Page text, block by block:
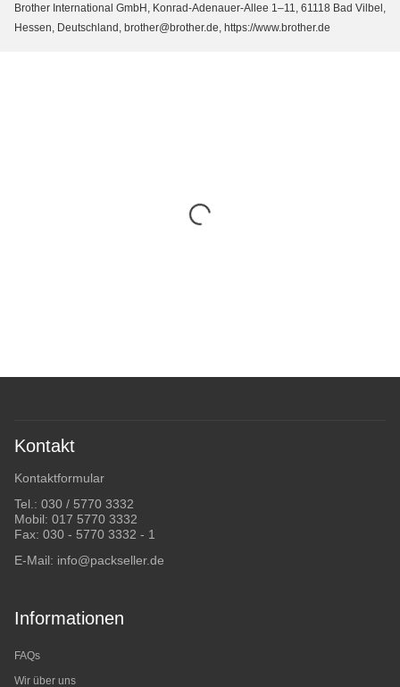
Brother International GmbH, Konrad-Adenauer-Allee 1–11, 61118 Bad Vilbel,
Hessen, Deutschland, brother@brother.de, https://www.brother.de
Kontakt
Kontaktformular
Tel.: 030 / 5770 3332
Mobil: 017 5770 3332
Fax: 030 - 5770 3332 - 1
E-Mail: info@packseller.de
Informationen
FAQs
Wir über uns